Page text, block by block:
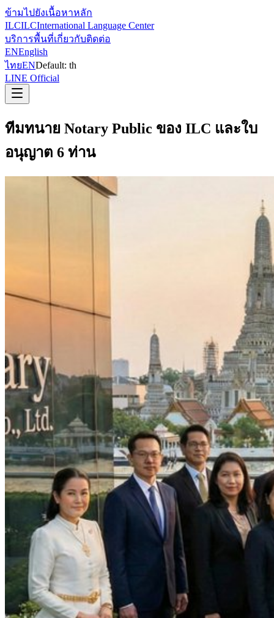
ข้ามไปยังเนื้อหาหลัก
ILCILCInternational Language Center
บริการพื้นที่เกี่ยวกับติดต่อ
ENEnglish
ไทยENDefault: th
LINE Official
ทีมทนาย Notary Public ของ ILC และใบ
อนุญาต 6 ท่าน